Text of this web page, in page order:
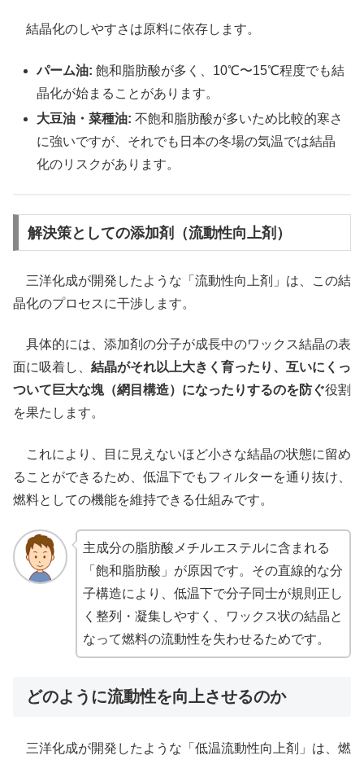
結晶化のしやすさは原料に依存します。
パーム油: 飽和脂肪酸が多く、10℃〜15℃程度でも結
晶化が始まることがあります。
大豆油・菜種油: 不飽和脂肪酸が多いため比較的寒さ
に強いですが、それでも日本の冬場の気温では結晶
化のリスクがあります。
解決策としての添加剤（流動性向上剤）
三洋化成が開発したような「流動性向上剤」は、この結
晶化のプロセスに干渉します。
具体的には、添加剤の分子が成長中のワックス結晶の表
面に吸着し、 結晶がそれ以上大きく育ったり、互いにくっ
ついて巨大な塊（網目構造）になったりするのを防ぐ役割
を果たします。
これにより、目に見えないほど小さな結晶の状態に留め
ることができるため、低温下でもフィルターを通り抜け、
燃料としての機能を維持できる仕組みです。
主成分の脂肪酸メチルエステルに含まれる
「飽和脂肪酸」が原因です。その直線的な分
子構造により、低温下で分子同士が規則正し
く整列・凝集しやすく、ワックス状の結晶と
なって燃料の流動性を失わせるためです。
どのように流動性を向上させるのか
三洋化成が開発したような「低温流動性向上剤」は、燃